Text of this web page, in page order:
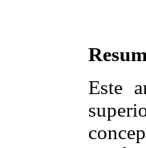
Este